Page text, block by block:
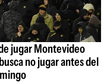
jugar Montevideo
no jugar antes del